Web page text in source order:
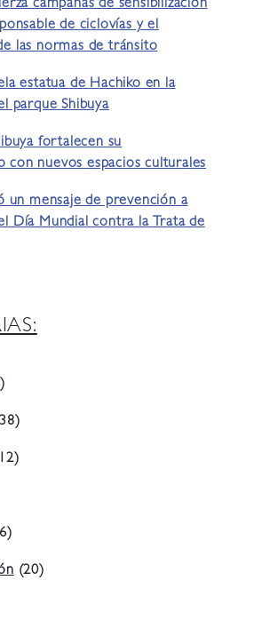
campañas de sensibilización
de ciclovías y el
las normas de tránsito
estatua de Hachiko en la
parque Shibuya
fortalecen su
con nuevos espacios culturales
un mensaje de prevención a
Día Mundial contra la Trata de
(20)